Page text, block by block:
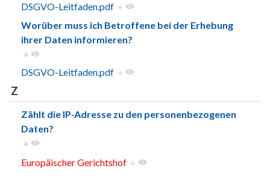
DSGVO-Leitfaden.pdf +
Worüber muss ich Betroffene bei der Erhebung
ihrer Daten informieren?
+
DSGVO-Leitfaden.pdf +
Z
Zählt die IP-Adresse zu den personenbezogenen
Daten?
+
Europäischer Gerichtshof +